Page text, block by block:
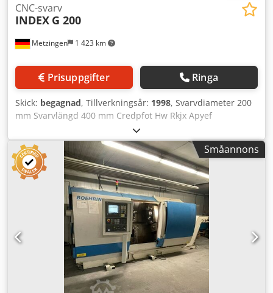
Metzingen 1 423 km
CNC-svarv
INDEX G 200
Prisuppgifter Ringa
Skick: begagnad, Tillverkningsår: 1998, Svarvdiameter 200
mm Svarvlängd 400 mm Credpfot Hw Rkjx Apyef
Styrsystem SIEMENS SINUMERIC 840 C Totalt effektbehov
40 kW Maskinvikt ca. 6 500 kg Platsbehov ca. m I N D E X
CNC-svarv med 2 revolvrar, stångmagasin och
arbetsstyckeshanteringssystem samt SIEMENS CNC-
styrsystem typ 840 C Modell G 200, tillverkningsår 1998 #
810 728 Materialgenomgång vid stångbearbetning ca. 42
mm Arbetsstyckets max. diameter ca. 400 mm
Svarvdiameter vid chuckarbete 200 mm Svarvlängd /
spetsavstånd ca. 400 mm Revolver-slidernas rörelsevägar Z
1 (längd) / X 1 (plan) 400 / 120 mm Revolver-slidernas
rörelsevägar Z 2 (längd) / X 1 (plan) 400 / 105 mm
Matningskraft för Z/X-axeln 15 Nm Snabbgångshastighet
verktygshållare 1 och 2 22,5 m/min Verktygssäte
Småannons